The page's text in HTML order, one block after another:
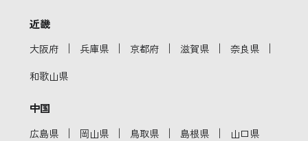
近畿
大阪府 ｜ 兵庫県 ｜ 京都府 ｜ 滋賀県 ｜ 奈良県 ｜
和歌山県
中国
広島県 ｜ 岡山県 ｜ 鳥取県 ｜ 島根県 ｜ 山口県